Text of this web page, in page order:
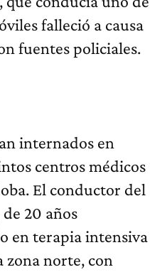
falleció a causa
fuentes policiales.
internados en
centros médicos
El conductor del
20 años
en terapia intensiva
zona norte, con